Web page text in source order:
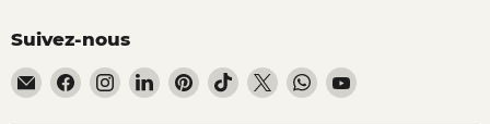
Suivez-nous
Email Dio Kollections
Trouvez-nous sur Facebook
Trouvez-nous sur Instagram
Trouvez-nous sur LinkedIn
Trouvez-nous sur Pinterest
Trouvez-nous sur TikTok
Trouvez-nous sur X
Trouvez-nous sur
Trouvez-nous sur